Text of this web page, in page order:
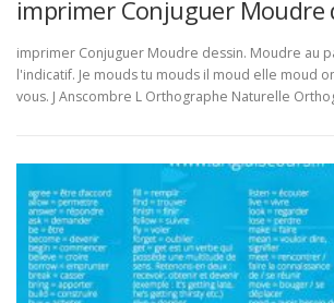
imprimer Conjuguer Moudre
imprimer Conjuguer Moudre dessin. Moudre au
l'indicatif. Je mouds tu mouds il moud elle moud
vous. J Anscombre L Orthographe Naturelle